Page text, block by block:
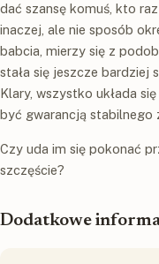
dać szansę komuś, kto
inaczej, ale nie sposób
babcia, mierzy się z
stała się jeszcze bardziej
Klary, wszystko układa
być gwarancją stabilnego
Czy uda im się pokonać
szczęście?
Dodatkowe